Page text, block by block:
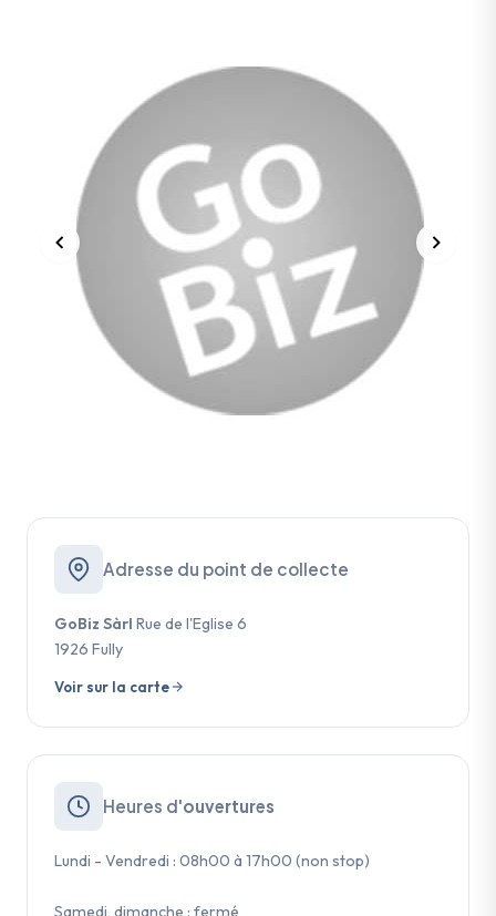
Adresse du point de collecte
GoBiz Sàrl Rue de l'Eglise 6
1926 Fully
Voir sur la carte
Heures d'ouvertures
Lundi - Vendredi : 08h00 à 17h00 (non stop)
Samedi, dimanche : fermé